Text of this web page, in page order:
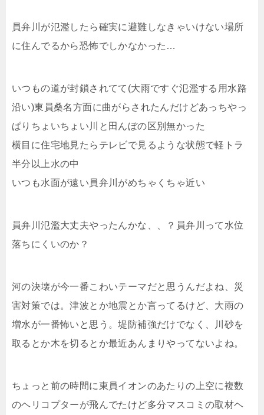
員弁川が氾濫したら確実に避難しなきゃいけない場所
に住んでるから恐怖でしかなかった…
いつもの道が封鎖されてて(大雨ですぐ氾濫する用水路
沿い)東員桑名方面に曲がらされたんだけどあっちやっ
ぱりちょいちょい川と田んぼの区別無かった
横目に住宅地見たらテレビで見るような状態で軽トラ
半分以上水の中
いつも水面が遠い員弁川がめちゃくちゃ近い
員弁川氾濫大丈夫やったんかな、、？員弁川って水位
落ちにくいのか？
河の決壊が今一番こわいテーマだと思うんだよね、災
害対策では。津波とか地震とか言ってるけど、大雨の
増水が一番怖いと思う。堤防補強だけでなく、川砂を
取るとか木を切るとか最近あんまりやってないよね。
ちょっと前の時間に東員イオンのあたりの上空に複数
のヘリコプターが飛んでたけど多分マスコミの取材ヘ